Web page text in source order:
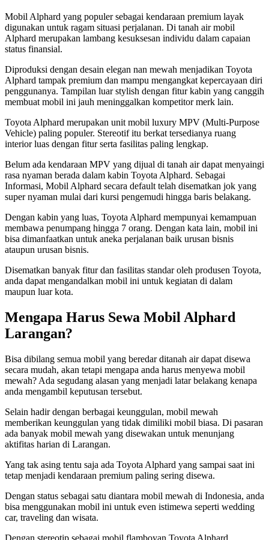
Mobil Alphard yang populer sebagai kendaraan premium layak
digunakan untuk ragam situasi perjalanan. Di tanah air mobil
Alphard merupakan lambang kesuksesan individu dalam capaian
status finansial.
Diproduksi dengan desain elegan nan mewah menjadikan Toyota
Alphard tampak premium dan mampu mengangkat kepercayaan diri
penggunanya. Tampilan luar stylish dengan fitur kabin yang canggih
membuat mobil ini jauh meninggalkan kompetitor merk lain.
Toyota Alphard merupakan unit mobil luxury MPV (Multi-Purpose
Vehicle) paling populer. Stereotif itu berkat tersedianya ruang
interior luas dengan fitur serta fasilitas paling lengkap.
Belum ada kendaraan MPV yang dijual di tanah air dapat menyaingi
rasa nyaman berada dalam kabin Toyota Alphard. Sebagai
Informasi, Mobil Alphard secara default telah disematkan jok yang
super nyaman mulai dari kursi pengemudi hingga baris belakang.
Dengan kabin yang luas, Toyota Alphard mempunyai kemampuan
membawa penumpang hingga 7 orang. Dengan kata lain, mobil ini
bisa dimanfaatkan untuk aneka perjalanan baik urusan bisnis
ataupun urusan bisnis.
Disematkan banyak fitur dan fasilitas standar oleh produsen Toyota,
anda dapat mengandalkan mobil ini untuk kegiatan di dalam
maupun luar kota.
Mengapa Harus Sewa Mobil Alphard
Larangan?
Bisa dibilang semua mobil yang beredar ditanah air dapat disewa
secara mudah, akan tetapi mengapa anda harus menyewa mobil
mewah? Ada segudang alasan yang menjadi latar belakang kenapa
anda mengambil keputusan tersebut.
Selain hadir dengan berbagai keunggulan, mobil mewah
memberikan keunggulan yang tidak dimiliki mobil biasa. Di pasaran
ada banyak mobil mewah yang disewakan untuk menunjang
aktifitas harian di Larangan.
Yang tak asing tentu saja ada Toyota Alphard yang sampai saat ini
tetap menjadi kendaraan premium paling sering disewa.
Dengan status sebagai satu diantara mobil mewah di Indonesia, anda
bisa menggunakan mobil ini untuk even istimewa seperti wedding
car, traveling dan wisata.
Dengan stereotip sebagai mobil flamboyan Toyota Alphard